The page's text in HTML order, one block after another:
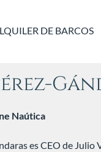
DE BARCOS
Naútica
es CEO de